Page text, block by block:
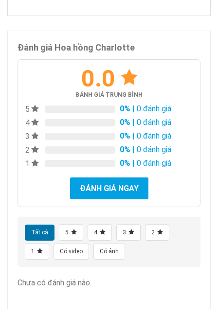
Đánh giá Hoa hồng Charlotte
0.0
ĐÁNH GIÁ TRUNG BÌNH
5 0% | 0 đánh giá
4
0% | 0 đánh giá
3
0% | 0 đánh giá
2
0% | 0 đánh giá
1
0% | 0 đánh giá
ĐÁNH GIÁ NGAY
Tất cả 5 4 3 2
1 Có video Có ảnh
Chưa có đánh giá nào.